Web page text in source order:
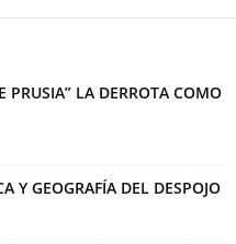
PRUSIA” LA DERROTA COMO
Y GEOGRAFÍA DEL DESPOJO